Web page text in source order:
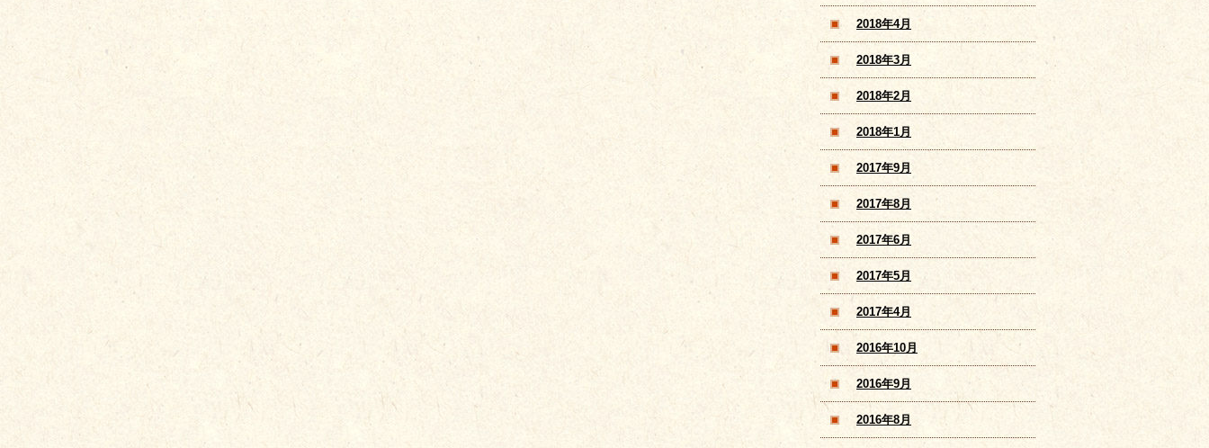
2018年4月
2018年3月
2018年2月
2018年1月
2017年9月
2017年8月
2017年6月
2017年5月
2017年4月
2016年10月
2016年9月
2016年8月